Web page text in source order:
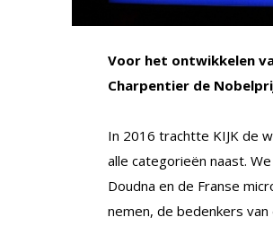
Voor het ontwikkelen
Charpentier de
In 2016 trachtte KIJK de
alle categorieën naast.
Doudna en de Franse
nemen, de bedenkers